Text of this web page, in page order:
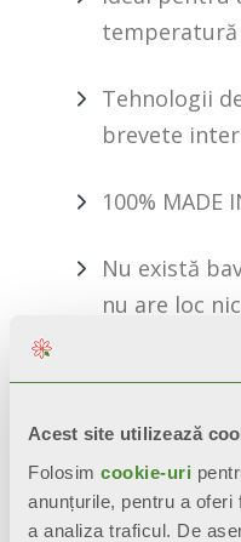
Acest site utilizează
Folosim cookie-uri
anunțurile, pentru a
a analiza traficul. De
temperatură
Tehnologii
brevete
100% MADE
Nu există
nu are loc
BIM